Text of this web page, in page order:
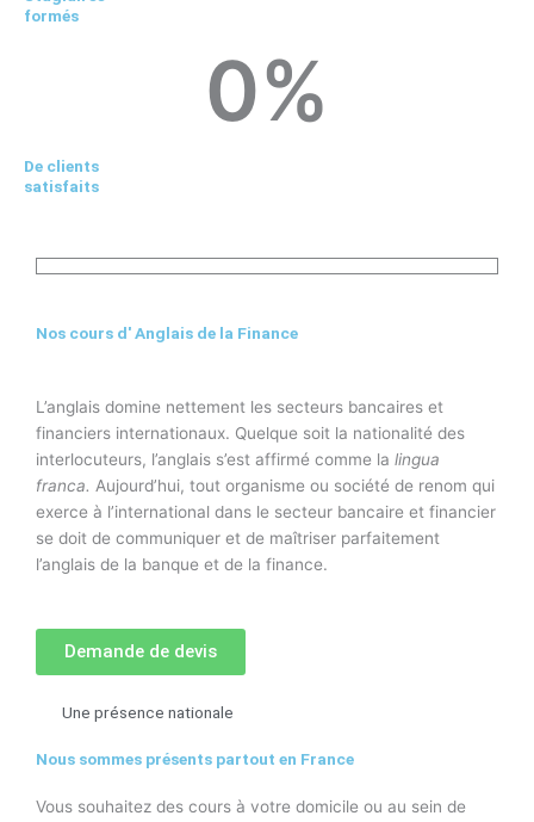
formés
0%
De clients
satisfaits
Nos cours d' Anglais de la Finance
L’anglais domine nettement les secteurs bancaires et
financiers internationaux. Quelque soit la nationalité des
interlocuteurs, l’anglais s’est affirmé comme la lingua
franca. Aujourd’hui, tout organisme ou société de renom qui
exerce à l’international dans le secteur bancaire et financier
se doit de communiquer et de maîtriser parfaitement
l’anglais de la banque et de la finance.
Demande de devis
Une présence nationale
Nous sommes présents partout en France
Vous souhaitez des cours à votre domicile ou au sein de